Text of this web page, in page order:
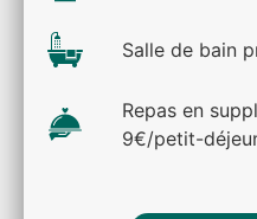
Salle de bain
Repas en
9€/petit-